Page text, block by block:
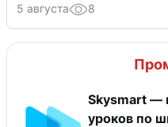
5 августа 8
Skysmart —
уроков по